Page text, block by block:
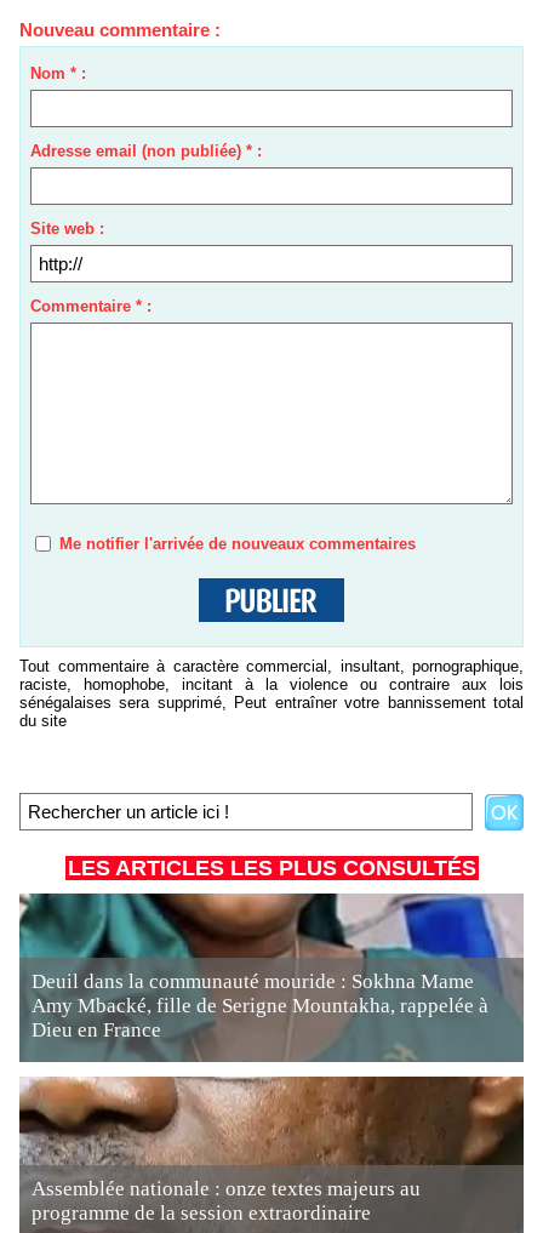
Nouveau commentaire :
Nom * :
Adresse email (non publiée) * :
Site web :
Commentaire * :
Me notifier l'arrivée de nouveaux commentaires
Tout commentaire à caractère commercial, insultant, pornographique,
raciste, homophobe, incitant à la violence ou contraire aux lois
sénégalaises sera supprimé, Peut entraîner votre bannissement total
du site
LES ARTICLES LES PLUS CONSULTÉS
Deuil dans la communauté mouride : Sokhna Mame
Amy Mbacké, fille de Serigne Mountakha, rappelée à
Dieu en France
Assemblée nationale : onze textes majeurs au
programme de la session extraordinaire